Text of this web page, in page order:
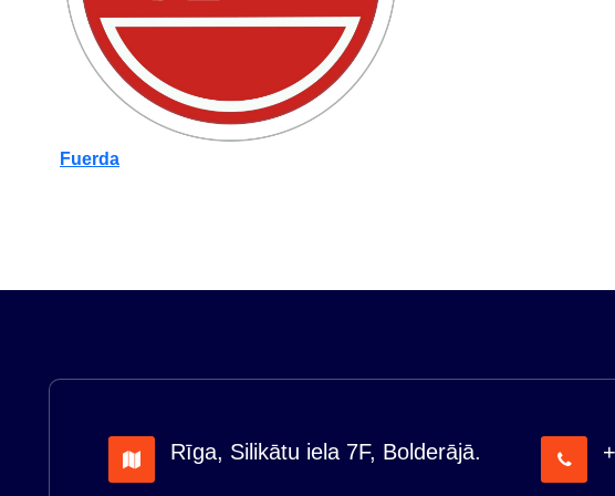
Fuerda
Rīga, Silikātu iela 7F, Bolderājā.